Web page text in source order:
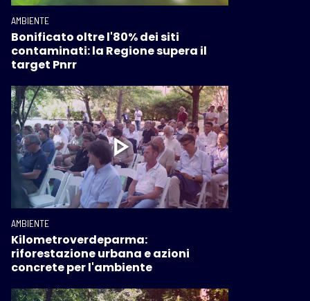
AMBIENTE
Bonificato oltre l'80% dei siti
contaminati: la Regione supera il
target Pnrr
AMBIENTE
Kilometroverdeparma:
riforestazione urbana e azioni
concrete per l'ambiente